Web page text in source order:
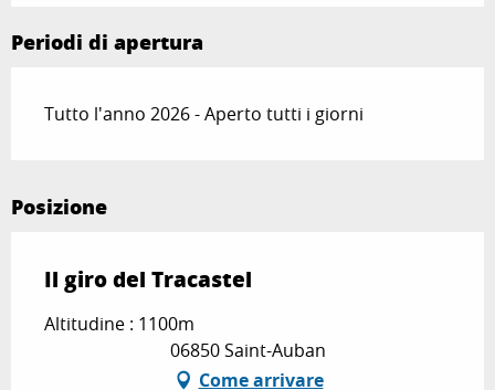
Periodi di apertura
Tutto l'anno 2026 - Aperto tutti i giorni
Posizione
Il giro del Tracastel
Altitudine : 1100m
06850 Saint-Auban
Come arrivare